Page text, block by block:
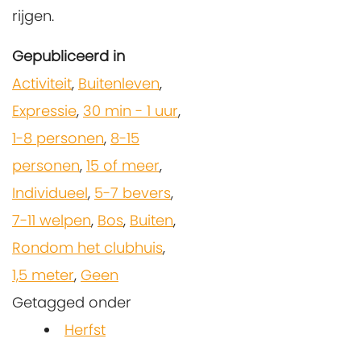
rijgen.
Gepubliceerd in
Activiteit, Buitenleven,
Expressie, 30 min - 1 uur,
1-8 personen, 8-15
personen, 15 of meer,
Individueel, 5-7 bevers,
7-11 welpen, Bos, Buiten,
Rondom het clubhuis,
1,5 meter, Geen
Getagged onder
Herfst